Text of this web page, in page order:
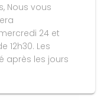
Nous vous
24 et
12h30. Les
après les jours